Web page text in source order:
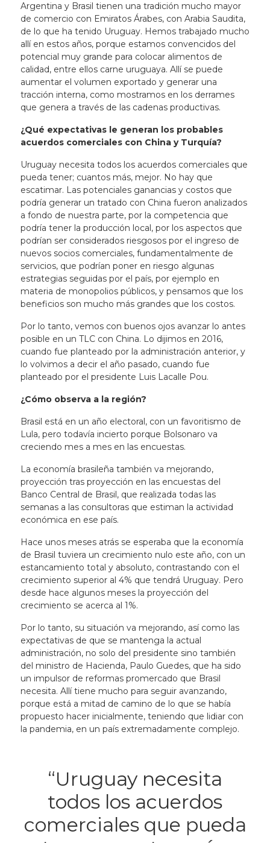
Argentina y Brasil tienen una tradición mucho mayor
de comercio con Emiratos Árabes, con Arabia Saudita,
de lo que ha tenido Uruguay. Hemos trabajado mucho
allí en estos años, porque estamos convencidos del
potencial muy grande para colocar alimentos de
calidad, entre ellos carne uruguaya. Allí se puede
aumentar el volumen exportado y generar una
tracción interna, como mostramos en los derrames
que genera a través de las cadenas productivas.
¿Qué expectativas le generan los probables
acuerdos comerciales con China y Turquía?
Uruguay necesita todos los acuerdos comerciales que
pueda tener; cuantos más, mejor. No hay que
escatimar. Las potenciales ganancias y costos que
podría generar un tratado con China fueron analizados
a fondo de nuestra parte, por la competencia que
podría tener la producción local, por los aspectos que
podrían ser considerados riesgosos por el ingreso de
nuevos socios comerciales, fundamentalmente de
servicios, que podrían poner en riesgo algunas
estrategias seguidas por el país, por ejemplo en
materia de monopolios públicos, y pensamos que los
beneficios son mucho más grandes que los costos.
Por lo tanto, vemos con buenos ojos avanzar lo antes
posible en un TLC con China. Lo dijimos en 2016,
cuando fue planteado por la administración anterior, y
lo volvimos a decir el año pasado, cuando fue
planteado por el presidente Luis Lacalle Pou.
¿Cómo observa a la región?
Brasil está en un año electoral, con un favoritismo de
Lula, pero todavía incierto porque Bolsonaro va
creciendo mes a mes en las encuestas.
La economía brasileña también va mejorando,
proyección tras proyección en las encuestas del
Banco Central de Brasil, que realizada todas las
semanas a las consultoras que estiman la actividad
económica en ese país.
Hace unos meses atrás se esperaba que la economía
de Brasil tuviera un crecimiento nulo este año, con un
estancamiento total y absoluto, contrastando con el
crecimiento superior al 4% que tendrá Uruguay. Pero
desde hace algunos meses la proyección del
crecimiento se acerca al 1%.
Por lo tanto, su situación va mejorando, así como las
expectativas de que se mantenga la actual
administración, no solo del presidente sino también
del ministro de Hacienda, Paulo Guedes, que ha sido
un impulsor de reformas promercado que Brasil
necesita. Allí tiene mucho para seguir avanzando,
porque está a mitad de camino de lo que se había
propuesto hacer inicialmente, teniendo que lidiar con
la pandemia, en un país extremadamente complejo.
“Uruguay necesita
todos los acuerdos
comerciales que pueda